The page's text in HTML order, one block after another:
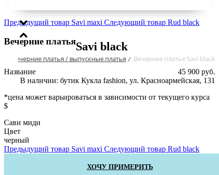
Предыдущий товар Savi maxi Следующий товар Rud black
Вечерние платья
Вечерние платья / выпускные платья / Вечернее платье Savi black
Savi black
45 900 руб.
В наличии: бутик Кукла fashion, ул. Красноармейская, 131
*цена может варьироваться в зависимости от текущего курса
$
Название
Сави миди
Цвет
черный
Предыдущий товар Savi maxi Следующий товар Rud black
ХОЧУ ПРИМЕРИТЬ